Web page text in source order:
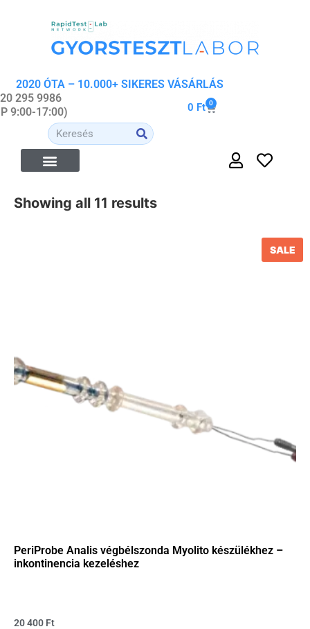
2020 ÓTA – 10.000+ SIKERES VÁSÁRLÁS
295 9986
9:00-17:00)
0 Ft 0
Showing all 11 results
SALE
PeriProbe Analis végbélszonda Myolito készülékhez –
inkontinencia kezeléshez
20 400 Ft